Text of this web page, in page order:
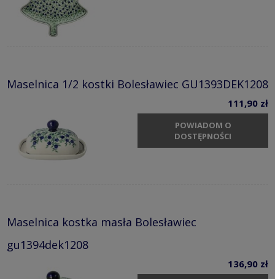
Maselnica 1/2 kostki Bolesławiec GU1393DEK1208
111,90 zł
POWIADOM O
DOSTĘPNOŚCI
Maselnica kostka masła Bolesławiec
gu1394dek1208
136,90 zł